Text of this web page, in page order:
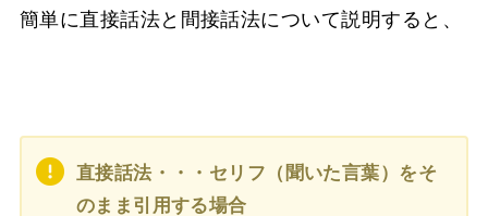
簡単に直接話法と間接話法について説明すると、
直接話法・・・セリフ（聞いた言葉）をそ
のまま引用する場合